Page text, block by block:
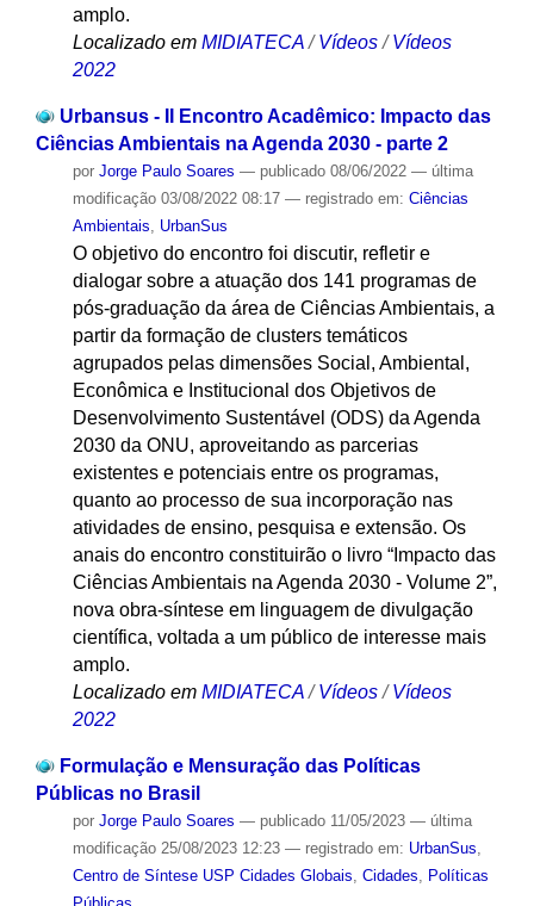
amplo.
Localizado em MIDIATECA /Vídeos /Vídeos
2022
Urbansus - II Encontro Acadêmico: Impacto das
Ciências Ambientais na Agenda 2030 - parte 2
por Jorge Paulo Soares — publicado08/06/2022 — última
modificação03/08/2022 08:17 — registrado em: Ciências
Ambientais, UrbanSus
O objetivo do encontro foi discutir, refletir e
dialogar sobre a atuação dos 141 programas de
pós-graduação da área de Ciências Ambientais, a
partir da formação de clusters temáticos
agrupados pelas dimensões Social, Ambiental,
Econômica e Institucional dos Objetivos de
Desenvolvimento Sustentável (ODS) da Agenda
2030 da ONU, aproveitando as parcerias
existentes e potenciais entre os programas,
quanto ao processo de sua incorporação nas
atividades de ensino, pesquisa e extensão. Os
anais do encontro constituirão o livro “Impacto das
Ciências Ambientais na Agenda 2030 - Volume 2”,
nova obra-síntese em linguagem de divulgação
científica, voltada a um público de interesse mais
amplo.
Localizado em MIDIATECA /Vídeos /Vídeos
2022
Formulação e Mensuração das Políticas
Públicas no Brasil
por Jorge Paulo Soares — publicado11/05/2023 — última
modificação25/08/2023 12:23 — registrado em: UrbanSus
Centro de Síntese USP Cidades Globais Cidades
Políticas